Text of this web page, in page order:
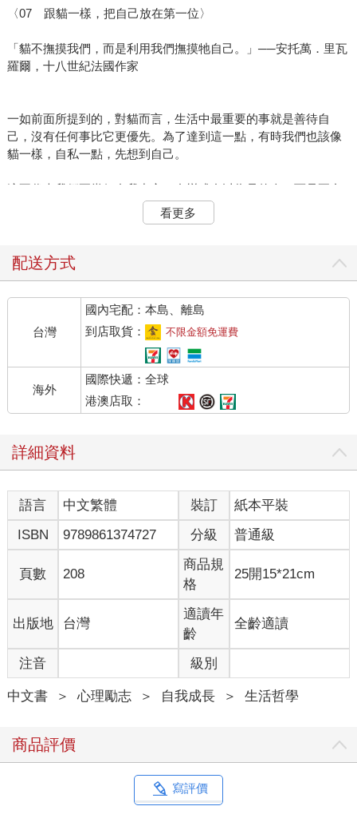
〈07 跟貓一樣，把自己放在第一位〉
「貓不撫摸我們，而是利用我們撫摸牠自己。」──安托萬．里瓦
羅爾，十八世紀法國作家
一如前面所提到的，對貓而言，生活中最重要的事就是善待自
己，沒有任何事比它更優先。為了達到這一點，有時我們也該像
貓一樣，自私一點，先想到自己。
這不代表我們要當個自我中心、自戀或自以為是的人，而是要允
許自己將個人的身心平衡排在他人前面。
西。
不論在生理或心理上，做任何事之前，請先照顧好自己，因為這
攸關你的切身幸福。
一旦你能在生活中獲得幸福與快樂，將更有能力給予和分享。
打造自己的溫馨舒適小圈圈不需要他人的同意，一切自己說了
算；更何況，這不是其他人能代勞的事，因為沒有人比你更清楚
自己內心深處最想要的舒適是什麼模樣。
所以，捲起袖子吧！學貓一樣打造自己的地盤和舒適圈，掌握身
心平衡的要件與讓自己幸福快樂的方法。
每天做一點讓自己開心的事，讓自己度過一段快樂時光，或送自
己一份小禮物吧，因為這一切都是你應得的！沒錯！毋庸置疑！
請把自己放在第一順位，思考該如何盡量讓自己舒服。
請好好照顧自己，這件事沒有誰能比你做得更好，
也沒有人比你更願意付出。
〈11 揮一揮尾巴，不帶走批評餘毒才是上策〉
懶得設法補救。」──維妮菲．凱瑞爾，美國作家
我常觀察到一件很有趣的事：貓完全不在乎自己是否被喜歡，不
論對方是貓或人類都一樣。
看更多
配送方式
台灣
國內宅配：本島、離島
到店取貨：
不限金額免運費
海外
國際快遞：全球
港澳店取：
詳細資料
語言 中文繁體 裝訂
紙本平裝
ISBN
9789861374727 分級 普通級
頁數 208
商品規
格
25開15*21cm
出版地 台灣
適讀年
齡
全齡適讀
注音 級別
中文書 ＞ 心理勵志 ＞ 自我成長 ＞ 生活哲學
商品評價
寫評價